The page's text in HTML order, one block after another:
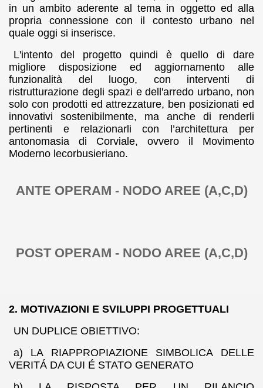
in un ambito aderente al tema in oggetto ed alla
propria connessione con il contesto urbano nel
quale oggi si inserisce.
L'intento del progetto quindi è quello di dare
migliore disposizione ed aggiornamento alle
funzionalità del luogo, con interventi di
ristrutturazione degli spazi e dell'arredo urbano, non
solo con prodotti ed attrezzature, ben posizionati ed
innovativi sostenibilmente, ma anche di renderli
pertinenti e relazionarli con l’architettura per
antonomasia di Corviale, ovvero il Movimento
Moderno lecorbusieriano.
ANTE OPERAM - NODO AREE (A,C,D)
POST OPERAM - NODO AREE (A,C,D)
2. MOTIVAZIONI E SVILUPPI PROGETTUALI
UN DUPLICE OBIETTIVO:
a) LA RIAPPROPIAZIONE SIMBOLICA DELLE
VERITÁ DA CUI É STATO GENERATO